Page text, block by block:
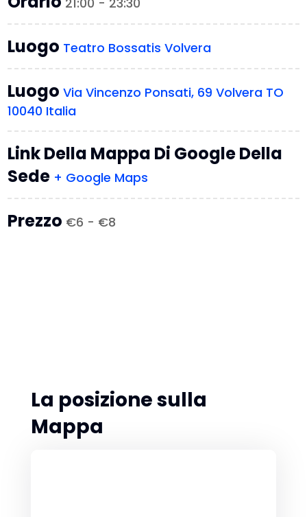
Luogo Teatro Bossatis Volvera
LuogoVia Vincenzo Ponsati, 69 Volvera TO
10040 Italia
Link Della Mappa Di Google Della
Sede + Google Maps
Prezzo €6 - €8
La posizione sulla
Mappa